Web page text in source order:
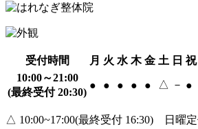
受付時間 月 火 水 木 金 土 日 祝
10:00～21:00
(最終受付 20:30)
● ● ● ● ● △ － ●
△ 10:00~17:00(最終受付 16:30) 日曜定